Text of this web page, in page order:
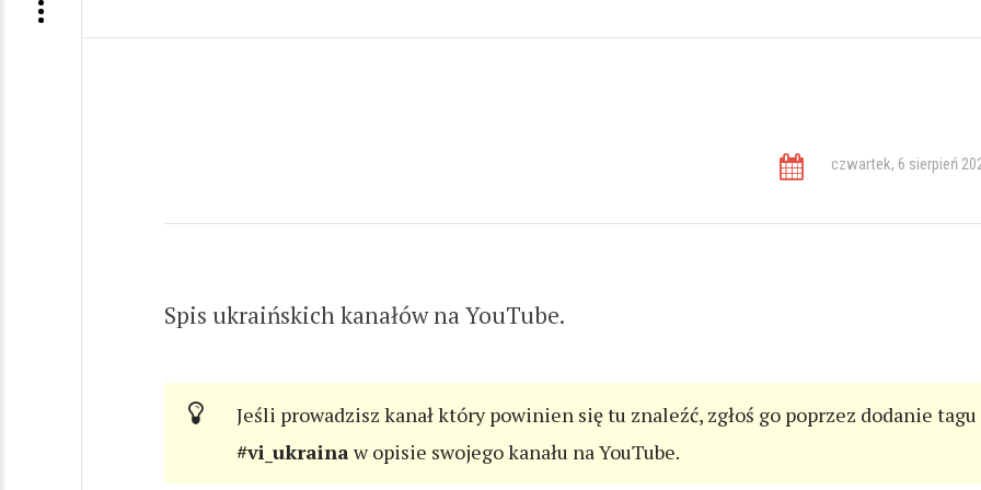
czwartek, 6 sierpień
Spis ukraińskich kanałów na YouTube.
Jeśli prowadzisz kanał który powinien się tu znaleźć, zgłoś go poprzez dodanie tagu
#vi_ukrainaw opisie swojego kanału na YouTube.